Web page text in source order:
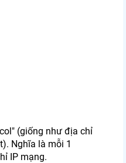
(giống như địa chỉ
Nghĩa là mỗi 1
IP mạng.